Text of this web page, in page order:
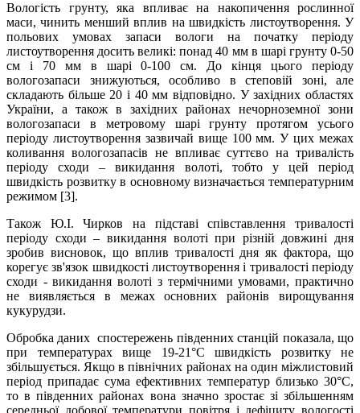
Вологість грунту, яка впливає на накопичення рослинної
маси, чинить менший вплив на швидкість листоутворення. У
польових умовах запаси вологи на початку періоду
листоутворення досить великі: понад 40 мм в шарі грунту 0-50
см і 70 мм в шарі 0-100 см. До кінця цього періоду
вологозапаси знижуються, особливо в степовій зоні, але
складають більше 20 і 40 мм відповідно. У західних областях
України, а також в західних районах нечорноземної зони
вологозапаси в метровому шарі грунту протягом усього
періоду листоутворення зазвичай вище 100 мм. У цих межах
коливання вологозапасів не впливає суттєво на тривалість
періоду сходи – викидання волоті, тобто у цей період
швидкість розвитку в основному визначається температурним
режимом [3].
Також Ю.І. Чирков на підставі співставлення тривалості
періоду сходи – викидання волоті при різній довжині дня
зробив висновок, що вплив тривалості дня як фактора, що
корегує зв'язок швидкості листоутворення і тривалості періоду
сходи - викидання волоті з термічними умовами, практично
не виявляється в межах основних районів вирощування
кукурудзи.
Обробка даних спостережень південних станцій показала, що
при температурах вище 19-21°С швидкість розвитку не
збільшується. Якщо в північних районах на один міжлистовий
період припадає сума ефективних температур близько 30°С,
то в південних районах вона значно зростає зі збільшенням